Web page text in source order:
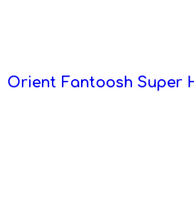
Orient Fantoosh Super